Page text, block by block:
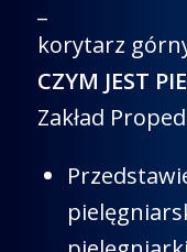
korytarz
CZYM JEST
Zakład